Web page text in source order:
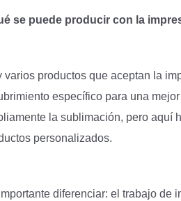
se puede producir con la
varios productos que aceptan la
específico para una
la sublimación, pero aquí
personalizados.
diferenciar: el trabajo de